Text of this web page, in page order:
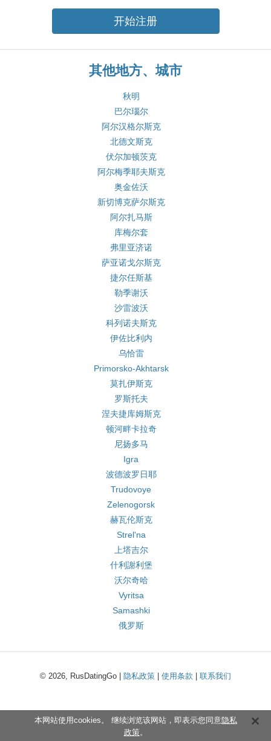
开始注册
其他地方、城市
秋明
巴尔瑙尔
阿尔汉格尔斯克
北德文斯克
伏尔加顿茨克
阿尔梅季耶夫斯克
奥金佐沃
新切博克萨尔斯克
阿尔扎马斯
库梅尔套
弗里亚济诺
萨亚诺戈尔斯克
捷尔任斯基
勒季谢沃
沙雷波沃
科列诺夫斯克
伊佐比利内
乌恰雷
Primorsko-Akhtarsk
莫扎伊斯克
罗斯托夫
涅夫捷库姆斯克
顿河畔卡拉奇
尼扬多马
Igra
波德波罗日耶
Trudovoye
Zelenogorsk
赫瓦伦斯克
Strel'na
上塔吉尔
什利謝利堡
沃尔奇哈
Vyritsa
Samashki
俄罗斯
© 2026, RusDatingGo | 隐私政策 使用条款 联系我们
本网站使用cookies。 继续浏览该网站，即表示您同意隐私
政策。